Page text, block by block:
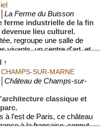
La Ferme du Buisson
ferme industrielle de la fin
devenue lieu culturel.
regroupe une salle de
vivants, un centre d'art, et ...
↑
SUR-MARNE
Château de Champs-sur-
classique et
à l’est de Paris, ce château
à la française, connut